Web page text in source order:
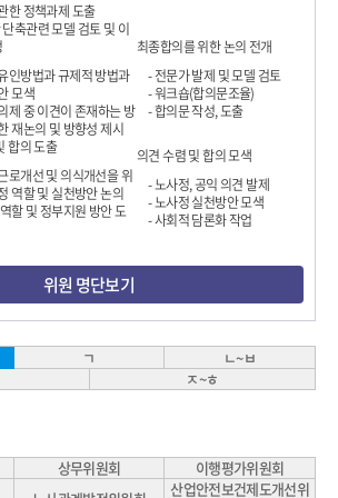
한 정책과제 도출
축관련 모델 검토 및 이
인방법과 규제적 방법과
모색
제 중 이견이 존재하는 방
재논의 및 방향성 제시
최종합의를 위한 논의 전개
-전문가 발제 및 모델 검토
-워크숍(합의문조율)
-합의문 작성, 도출
합의 도출
로개선 및 의식개선을 위
역할 및 실천방안 논의
할 및 정부지원 방안 도
의견 수렴 및 합의 모색
-노사정, 공익 의견 발제
-노사정 실천방안 모색
-사회적 담론화 작업
위원 명단보기
ㄱ
ㄴ~ㅂ
ㅈ~ㅎ
상무위원회
이행평가위원회
산업안전보건제도개선위